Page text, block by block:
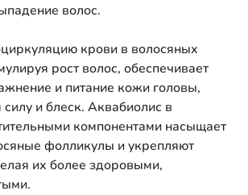
волос.
крови в волосяных
рост волос, обеспечивает
и питание кожи головы,
и блеск. Аквабиолис в
компонентами насыщает
фолликулы и укрепляют
их более здоровыми,